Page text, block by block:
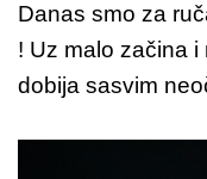
c
e
b
o
er
e
st
er
Danas smo za
! Uz malo začina
dobija sasvim